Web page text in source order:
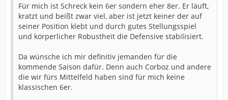
Für mich ist Schreck kein 6er sondern eher 8er. Er läuft,
kratzt und beißt zwar viel, aber ist jetzt keiner der auf
seiner Position klebt und durch gutes Stellungsspiel
und körperlicher Robustheit die Defensive stabilisiert.
Da wünsche ich mir definitiv jemanden für die
kommende Saison dafür. Denn auch Corboz und andere
die wir fürs Mittelfeld haben sind für mich keine
klassischen 6er.